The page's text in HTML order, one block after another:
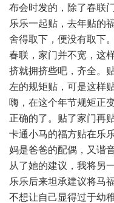
布会时发的，除了春联
乐乐一起贴，去年贴的
舍得取下，便没有取下
春联，家门并不宽，这
挤就拥挤些吧，齐全。
左的规矩贴，可是这样
嗨，在这个年节规矩正
正确的了。贴了家门再
卡通小马的福方贴在乐
妈是爸爸的配偶，又谐
从了她的建议，我将另
乐乐后来坦承建议将马
不想让自己显得过于幼